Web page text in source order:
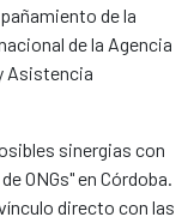
de la
de la Agencia
Asistencia
sinergias con
ONGs" en Córdoba.
directo con las